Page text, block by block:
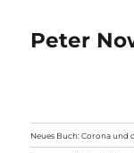
Peter
Neues Buch: Corona und